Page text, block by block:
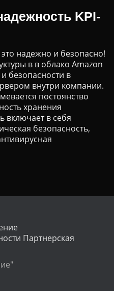
KPI-
надежно и безопасно!
в в облако Amazon
безопасности в
внутри компании.
постоянство
хранения
включает в себя
безопасность,
Партнерская